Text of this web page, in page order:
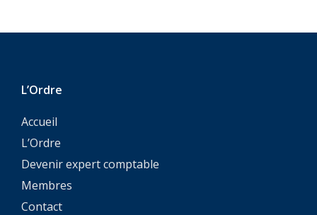
L’Ordre
Accueil
L’Ordre
Devenir expert comptable
Membres
Contact